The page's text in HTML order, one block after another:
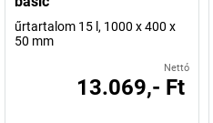
űrtartalom 15 l, 1000 x 400 x
50 mm
Nettó
13.069,- Ft